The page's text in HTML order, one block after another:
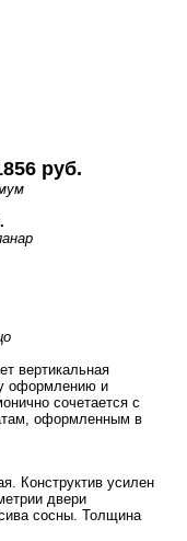
руб.
вертикальная
оформлению и
сочетается с
оформленным в
Конструктив усилен
двери
сосны. Толщина